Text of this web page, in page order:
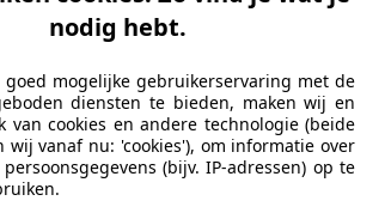
112 kWh | PANORAMADAK
€ 84.9901
nodig hebt.
mogelijke gebruikerservaring met de
diensten te bieden, maken wij en
van cookies en andere technologie (beide
wij vanaf nu: 'cookies'), om informatie over
(bijv. IP-adressen) op te